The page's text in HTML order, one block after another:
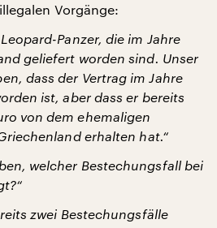
Vorgänge:
Panzer, die im Jahre
geliefert worden sind. Unser
dass der Vertrag im Jahre
ist, aber dass er bereits
von dem ehemaligen
erhalten hat.“
welcher Bestechungsfall bei
zwei Bestechungsfälle